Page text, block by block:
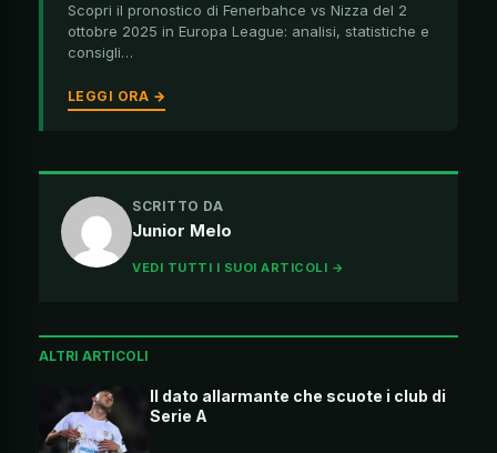
Scopri il pronostico di Fenerbahce vs Nizza del 2
ottobre 2025 in Europa League: analisi, statistiche e
consigli…
LEGGI ORA →
SCRITTO DA
Junior Melo
VEDI TUTTI I SUOI ARTICOLI →
ALTRI ARTICOLI
Il dato allarmante che scuote i club di
Serie A